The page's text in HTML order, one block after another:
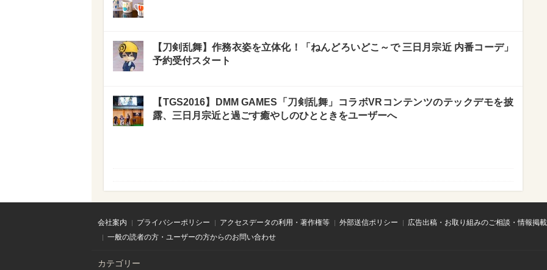
【刀剣乱舞】作務衣姿を立体化！「ねんどろいどこ～で 三日月宗近 内番コーデ」
予約受付スタート
【TGS2016】DMM GAMES「刀剣乱舞」コラボVRコンテンツのテックデモを披
露、三日月宗近と過ごす癒やしのひとときをユーザーへ
会社案内 プライバシーポリシー アクセスデータの利用・著作権等 外部送信ポリシー
広告出稿・お取り組みのご相談・情報掲
一般の読者の方・ユーザーの方からのお問い合わせ
カテゴリー